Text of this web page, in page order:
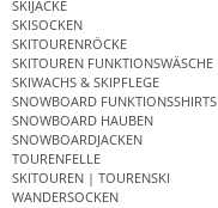
SKIJACKE
SKISOCKEN
SKITOURENRÖCKE
SKITOUREN FUNKTIONSWÄSCHE
SKIWACHS & SKIPFLEGE
SNOWBOARD FUNKTIONSSHIRTS
SNOWBOARD HAUBEN
SNOWBOARDJACKEN
TOURENFELLE
SKITOUREN | TOURENSKI
WANDERSOCKEN